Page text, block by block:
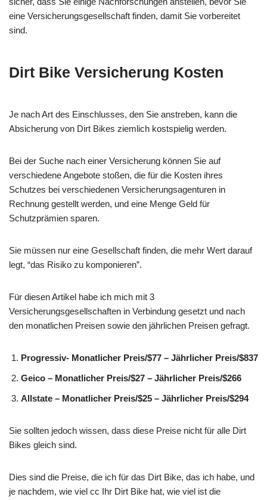
eine Versicherungsgesellschaft finden, damit Sie vorbereitet
sind.
Dirt Bike Versicherung Kosten
Je nach Art des Einschlusses, den Sie anstreben, kann die
Absicherung von Dirt Bikes ziemlich kostspielig werden.
Bei der Suche nach einer Versicherung können Sie auf
verschiedene Angebote stoßen, die für die Kosten ihres
Schutzes bei verschiedenen Versicherungsagenturen in
Rechnung gestellt werden, und eine Menge Geld für
Schutzprämien sparen.
Sie müssen nur eine Gesellschaft finden, die mehr Wert darauf
legt, “das Risiko zu komponieren”.
Für diesen Artikel habe ich mich mit 3
Versicherungsgesellschaften in Verbindung gesetzt und nach
den monatlichen Preisen sowie den jährlichen Preisen gefragt.
Progressiv- Monatlicher Preis/$77 – Jährlicher Preis/$837
Geico – Monatlicher Preis/$27 – Jährlicher Preis/$266
Allstate – Monatlicher Preis/$25 – Jährlicher Preis/$294
Sie sollten jedoch wissen, dass diese Preise nicht für alle Dirt
Bikes gleich sind.
Dies sind die Preise, die ich für das Dirt Bike, das ich habe, und
je nachdem, wie viel cc Ihr Dirt Bike hat, wie viel ist die